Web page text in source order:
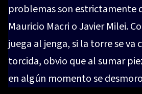
problemas son estrictamente
Mauricio Macri o Javier Milei.
juega al jenga, si la torre se va
torcida, obvio que al sumar
en algún momento se